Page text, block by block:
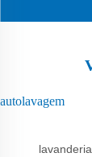
autolavagem